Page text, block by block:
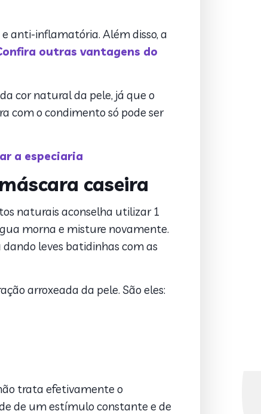
anti-inflamatória. Além disso, a
outras vantagens do
cor natural da pele, já que o
com o condimento só pode ser
a especiaria
caseira
naturais aconselha utilizar 1
morna e misture novamente.
leves batidinhas com as
arroxeada da pele. São eles:
trata efetivamente o
de um estímulo constante e de